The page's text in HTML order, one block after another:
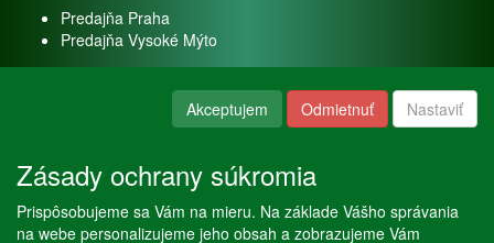
Predajňa Praha
Predajňa Vysoké Mýto
Naše služby
Servis
Predaj akváriových rýb
Akceptujem Odmietnuť Nastaviť
Zásady ochrany súkromia
Prispôsobujeme sa Vám na mieru. Na základe Vášho správania
na webe personalizujeme jeho obsah a zobrazujeme Vám